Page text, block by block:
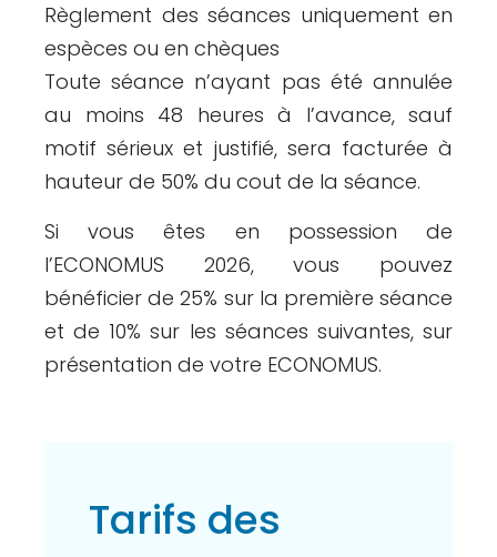
Règlement des séances uniquement en
espèces ou en chèques
Toute séance n’ayant pas été annulée
au moins 48 heures à l’avance, sauf
motif sérieux et justifié, sera facturée à
hauteur de 50% du cout de la séance.
Si vous êtes en possession de
l’ECONOMUS 2026, vous pouvez
bénéficier de 25% sur la première séance
et de 10% sur les séances suivantes, sur
présentation de votre ECONOMUS.
Tarifs des